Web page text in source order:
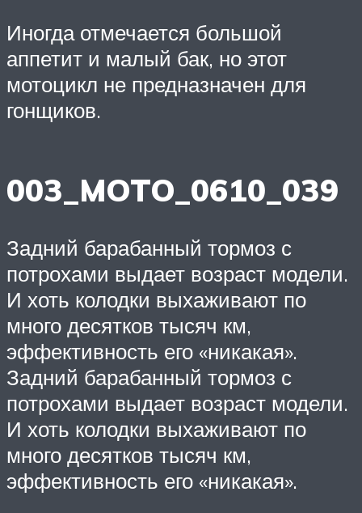
Иногда отмечается большой
аппетит и малый бак, но этот
мотоцикл не предназначен для
гонщиков.
003_MOTO_0610_039
Задний барабанный тормоз с
потрохами выдает возраст модели.
И хоть колодки выхаживают по
много десятков тысяч км,
эффективность его «никакая».
Задний барабанный тормоз с
потрохами выдает возраст модели.
И хоть колодки выхаживают по
много десятков тысяч км,
эффективность его «никакая».